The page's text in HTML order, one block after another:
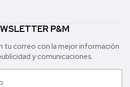
P&M
correo con la mejor in formación
y comunicaciones.